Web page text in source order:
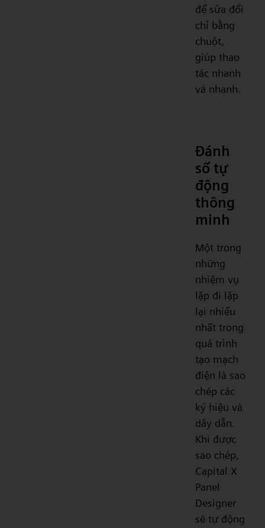
để sửa đổi
chỉ bằng
chuột,
giúp thao
tác nhanh
và nhanh.
Đánh
số tự
động
thông
minh
Một trong
những
nhiệm vụ
lặp đi lặp
lại nhiều
nhất trong
quá trình
tạo mạch
điện là sao
chép các
ký hiệu và
dây dẫn.
Khi được
sao chép,
Capital X
Panel
Designer
sẽ tự động